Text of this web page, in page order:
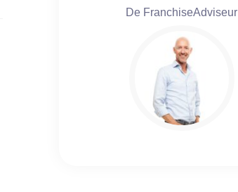
De FranchiseAdviseur